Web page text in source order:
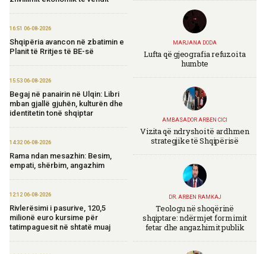
16:51 06-08-2026
Shqipëria avancon në zbatimin e
Planit të Rritjes të BE-së
15:53 06-08-2026
Begaj në panairin në Ulqin: Libri
mban gjallë gjuhën, kulturën dhe
identitetin tonë shqiptar
14:32 06-08-2026
Rama ndan mesazhin: Besim,
empati, shërbim, angazhim
12:12 06-08-2026
Rivlerësimi i pasurive, 120,5
milionë euro kursime për
tatimpaguesit në shtatë muaj
MARJANA DODA
Lufta që gjeografia refuzoi ta
humbte
AMBASADOR ARBEN CICI
Vizita që ndryshoi të ardhmen
strategjike të Shqipërisë
DR. ARBEN RAMKAJ
Teologu në shoqërinë
shqiptare: ndërmjet formimit
fetar dhe angazhimit publik